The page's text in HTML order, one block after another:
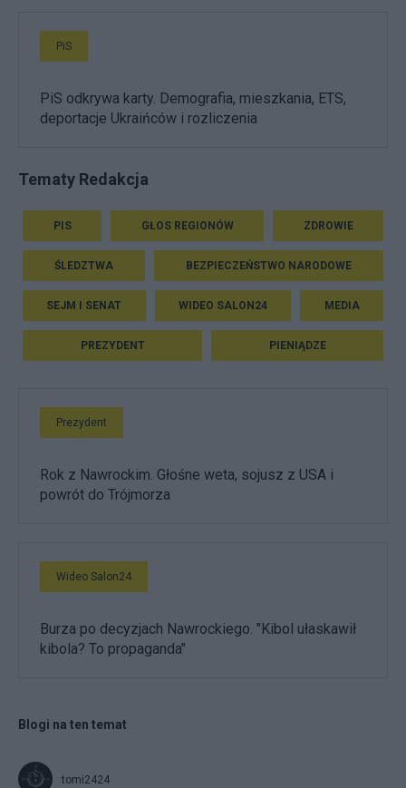
PiS
PiS odkrywa karty. Demografia, mieszkania, ETS,
deportacje Ukraińców i rozliczenia
Tematy Redakcja
PIS GŁOS REGIONÓW ZDROWIE
ŚLEDZTWA BEZPIECZEŃSTWO NARODOWE
SEJM I SENAT WIDEO SALON24 MEDIA
PREZYDENT PIENIĄDZE
Prezydent
Rok z Nawrockim. Głośne weta, sojusz z USA i
powrót do Trójmorza
Wideo Salon24
Burza po decyzjach Nawrockiego. "Kibol ułaskawił
kibola? To propaganda"
Blogi na ten temat
tomi2424